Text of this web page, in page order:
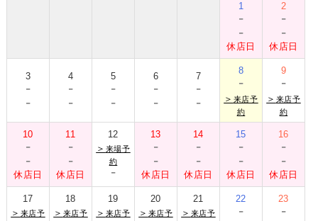
1
-
-
休店日
2
-
-
休店日
3
-
-
4
-
-
5
-
-
6
-
-
7
-
-
8
-
＞ 来店予
約
9
-
＞ 来店予
約
10
-
-
休店日
11
-
-
休店日
12
＞ 来場予
約
-
13
-
-
休店日
14
-
-
休店日
15
-
-
休店日
16
-
-
休店日
17
＞ 来店予
18
＞ 来店予
19
＞ 来店予
20
＞ 来店予
21
＞ 来店予
22
-
23
-